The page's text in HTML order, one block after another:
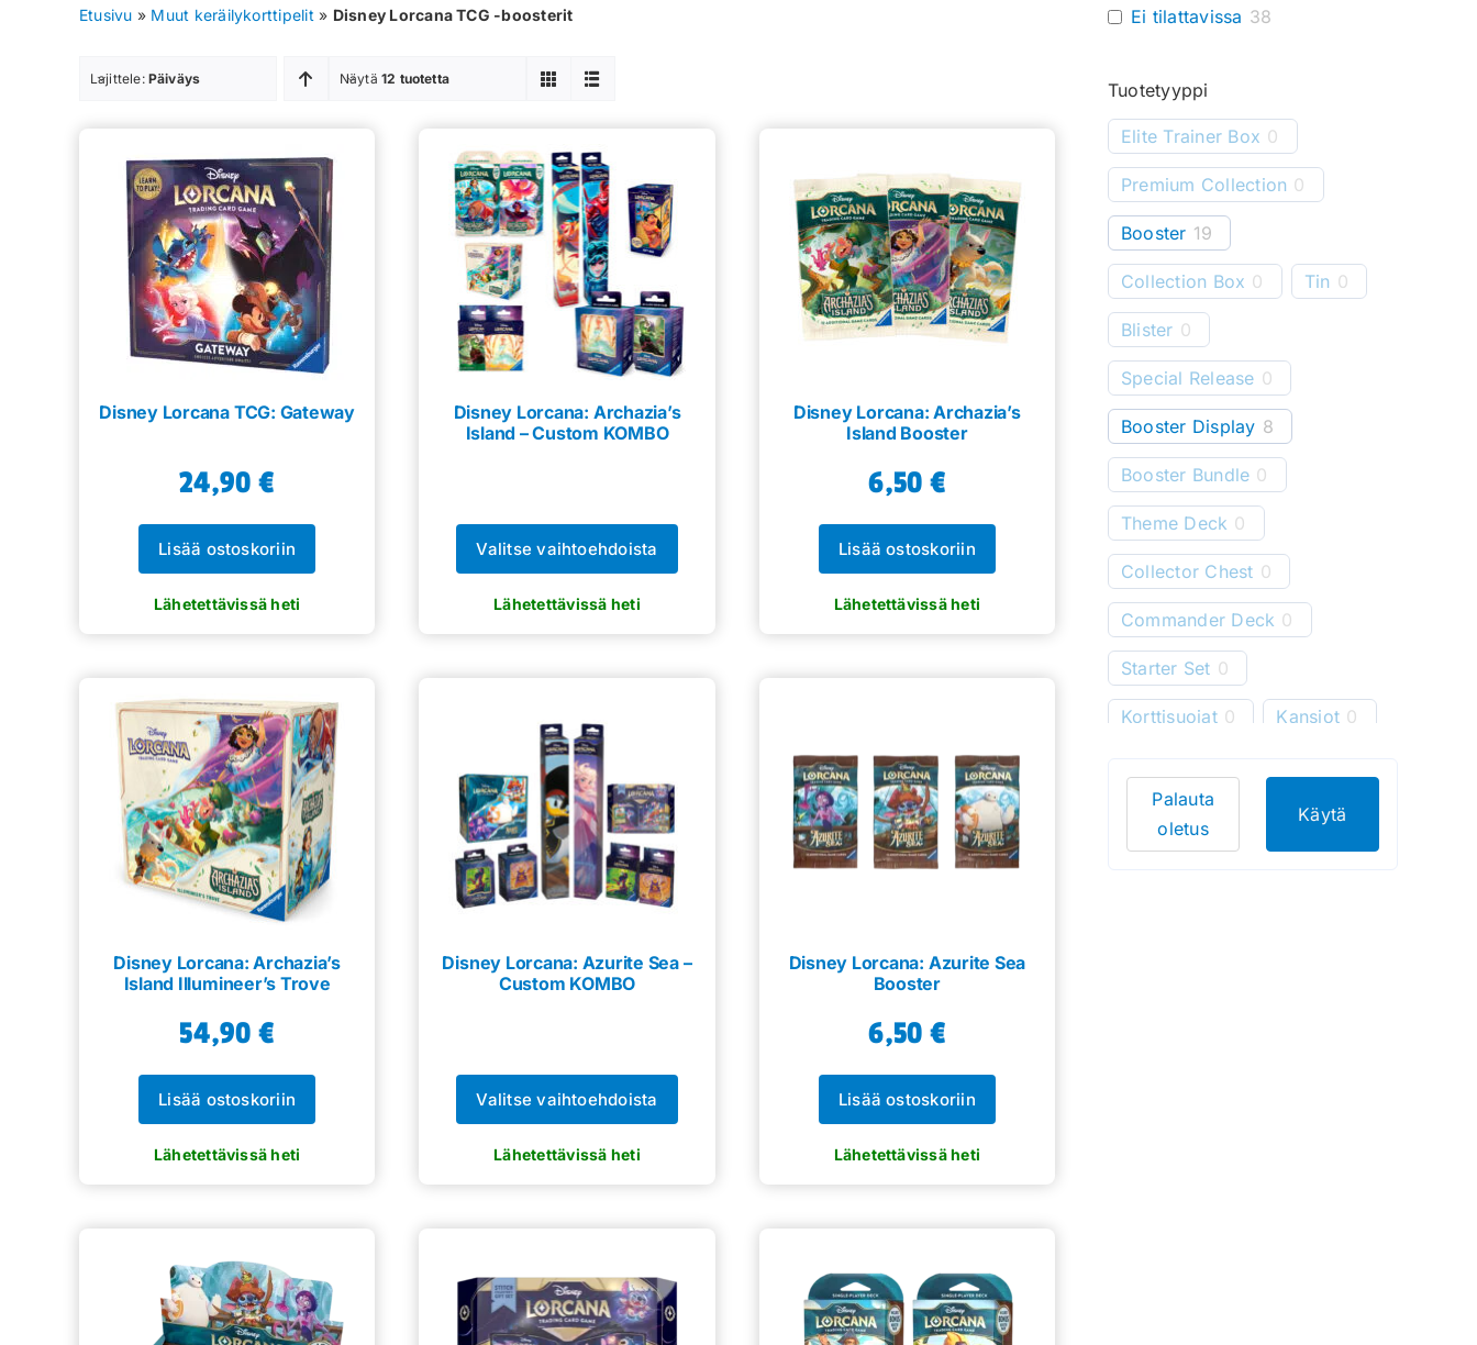
Etusivu » Muut keräilykorttipelit » Disney Lorcana TCG -boosterit
Lajittele: Päiväys Näytä12 tuotetta
Disney Lorcana TCG: Gateway
24,90 €
Lisää ostoskoriin
Disney Lorcana: Archazia’s
Island – Custom KOMBO
Valitse vaihtoehdoista
Disney Lorcana: Archazia’s
Island Booster
6,50 €
Lisää ostoskoriin
Disney Lorcana: Archazia’s
Island Illumineer’s Trove
54,90 €
Lisää ostoskoriin
Disney Lorcana: Azurite Sea –
Custom KOMBO
Valitse vaihtoehdoista
Disney Lorcana: Azurite Sea
Booster
6,50 €
Lisää ostoskoriin
Ei tilattavissa 38
Tuotetyyppi
Elite Trainer Box 0
Premium Collection 0
Booster 19
Collection Box 0 Tin 0
Blister 0
Special Release 0
Booster Display 8
Booster Bundle 0
Theme Deck 0
Collector Chest 0
Commander Deck 0
Starter Set 0
Korttisuojat 0 Kansiot 0
Pelimatot 0 Käytä
Palauta
oletus